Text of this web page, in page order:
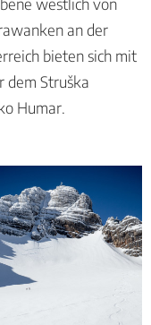
an der
bieten sich mit
dem Struška
Humar.